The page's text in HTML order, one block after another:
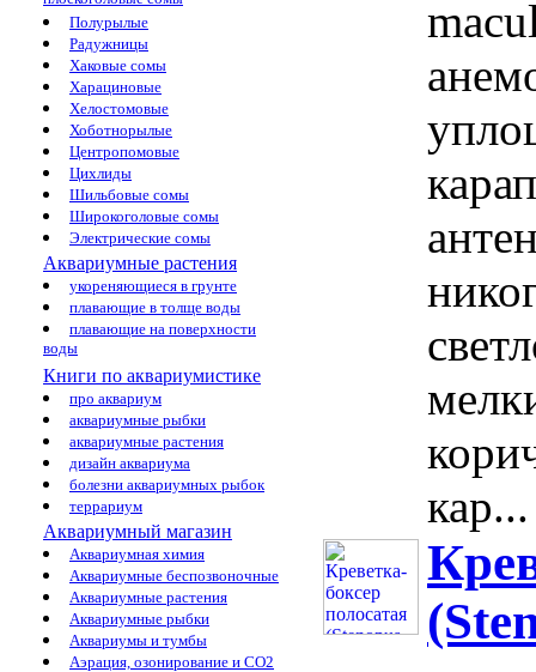
Полурылые
Радужницы
Хаковые сомы
Харациновые
Хелостомовые
Хоботнорылые
Центропомовые
Цихлиды
Шильбовые сомы
Широкоголовые сомы
Электрические сомы
Аквариумные растения
укореняющиеся в грунте
плавающие в толще воды
плавающие на поверхности
воды
Книги по аквариумистике
про аквариум
аквариумные рыбки
аквариумные растения
дизайн аквариума
болезни аквариумных рыбок
террариум
Аквариумный магазин
Аквариумная химия
Аквариумные беспозвоночные
Аквариумные растения
Аквариумные рыбки
Аквариумы и тумбы
Аэрация, озонирование и CO2
кар...